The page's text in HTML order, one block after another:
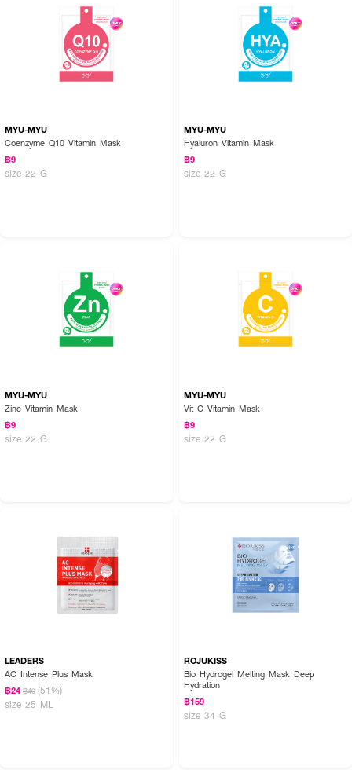
MYU-MYU
Coenzyme Q10 Vitamin Mask
฿9
size 22 G
MYU-MYU
Hyaluron Vitamin Mask
฿9
size 22 G
MYU-MYU
Zinc Vitamin Mask
฿9
size 22 G
MYU-MYU
Vit C Vitamin Mask
฿9
size 22 G
LEADERS
AC Intense Plus Mask
฿24 ฿49 (51%)
size 25 ML
ROJUKISS
Bio Hydrogel Melting Mask Deep
Hydration
฿159
size 34 G